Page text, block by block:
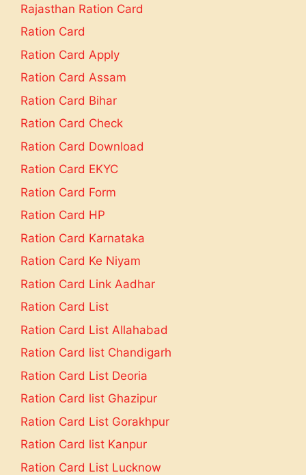
Rajasthan Ration Card
Ration Card
Ration Card Apply
Ration Card Assam
Ration Card Bihar
Ration Card Check
Ration Card Download
Ration Card EKYC
Ration Card Form
Ration Card HP
Ration Card Karnataka
Ration Card Ke Niyam
Ration Card Link Aadhar
Ration Card List
Ration Card List Allahabad
Ration Card list Chandigarh
Ration Card List Deoria
Ration Card list Ghazipur
Ration Card List Gorakhpur
Ration Card list Kanpur
Ration Card List Lucknow